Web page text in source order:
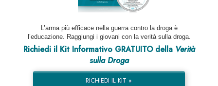
L’arma più efficace nella guerra contro la droga è
l’educazione. Raggiungi i giovani con la verità sulla droga.
Richiedi il Kit Informativo GRATUITO della Verità
sulla Droga
RICHIEDI IL KIT »